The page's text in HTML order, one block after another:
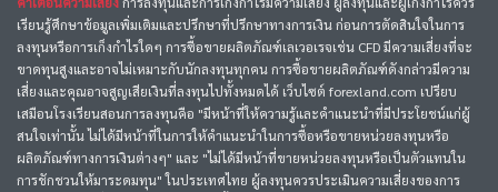
เรียนรู้ศึกษาข้อมูลเพิ่มเติมและปรึกษาที่ปรึกษาทางการเงิน ก่อนการตัดสินใจในการ
ลงทุนหรือการเก็งกำไรใดๆ การซื้อขายผลิตภัณฑ์เลเวอเรจเช่น CFD มีความเสี่ยงที่จะ
ขาดทุนสูงและอาจไม่เหมาะกับนักลงทุนทุกคน การซื้อขายผลิตภัณฑ์ดังกล่าวมีความ
เสี่ยงและคุณอาจสูญเสียเงินที่ลงทุนไปทั้งหมดได้ เว็บไซต์ forexland.com เปรียบ
เสมือนโรงเรียนสอนการลงทุนคือ "มีหน้าที่ให้ความรู้และคำแนะนำที่มีประโยชน์แก่ผู้
สนใจเท่านั้น ไม่ได้มีหน้าที่ในการให้คำแนะนำในการซื้อหรือขายหน่วยลงทุนหรือ
ผลิตภัณฑ์ทางการเงินต่างๆ" และ "ไม่ได้มีหน้าที่ขายหน่วยลงทุนหรือเป็นตัวแทนใน
การชักชวนให้มาระดมทุน" ในประเทศไทย ผู้ลงทุนควรประเมินความเสี่ยงของการ